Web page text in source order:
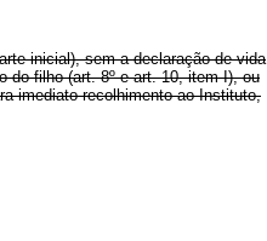
inicial), sem a declaração de vida
do filho (art. 8º e art. 10, item I), ou
imediato recolhimento ao Instituto,